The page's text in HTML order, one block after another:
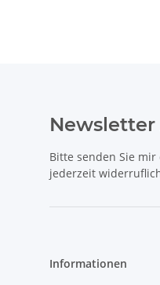
Bitte senden Sie
jederzeit
Informationen